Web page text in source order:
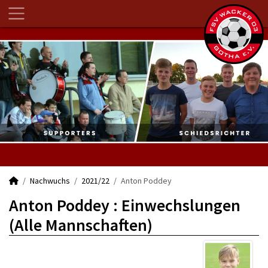
Nachwuchs 2021/22 Anton Poddey
Anton Poddey : Einwechslungen
(Alle Mannschaften)